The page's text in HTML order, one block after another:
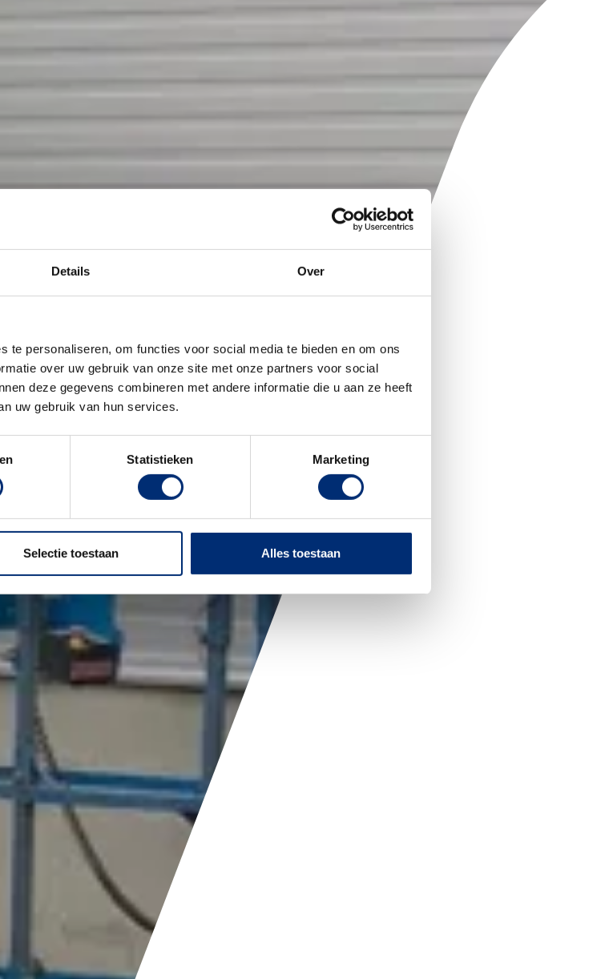
Details Over
te personaliseren, om functies voor social media te bieden en om ons
over uw gebruik van onze site met onze partners voor social
deze gegevens combineren met andere informatie die u aan ze heeft
uw gebruik van hun services.
Statistieken Marketing
Selectie toestaan Alles toestaan